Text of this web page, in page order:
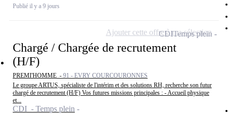
Publié il y a 9 jours
Chargé / Chargée de recrutement
(H/F)
PREMI'HOMME - 91 - EVRY COURCOURONNES
Le groupe ARTUS, spécialiste de l'intérim et des solutions RH, recherche son futur
chargé de recrutement (H/F) Vos futures missions principales : - Accueil physique
et...
CDI - Temps plein
CDITemps plein
Ajouter cette offre à ma sélection